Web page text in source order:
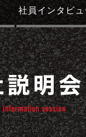
社員インタビュ